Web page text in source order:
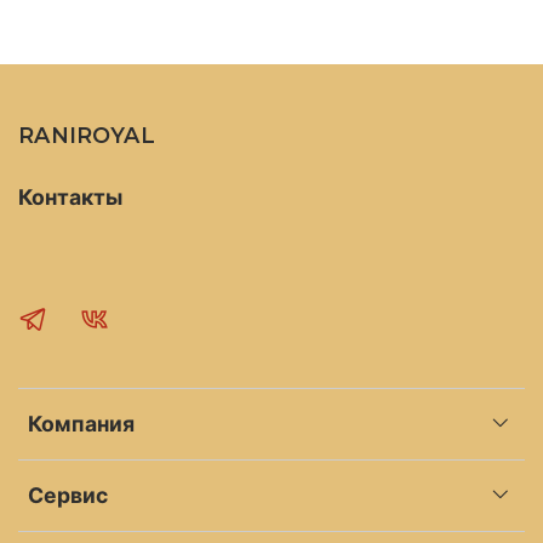
перечного хемотипа (eucalyptus dives ct
RANIROYAL
Компания
Сервис
Контакты